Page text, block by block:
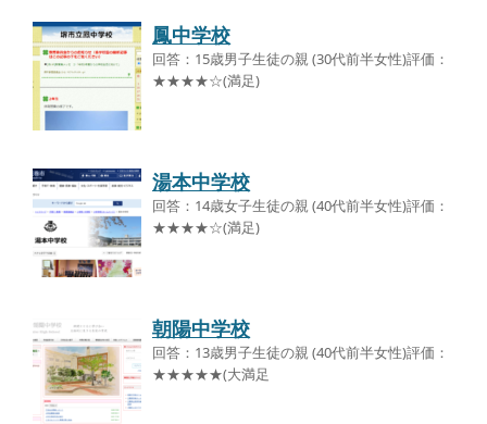
鳳中学校
回答：15歳男子生徒の親 (30代前半女性)評価：
★★★★☆(満足)
湯本中学校
回答：14歳女子生徒の親 (40代前半女性)評価：
★★★★☆(満足)
朝陽中学校
回答：13歳男子生徒の親 (40代前半女性)評価：
★★★★★(大満足